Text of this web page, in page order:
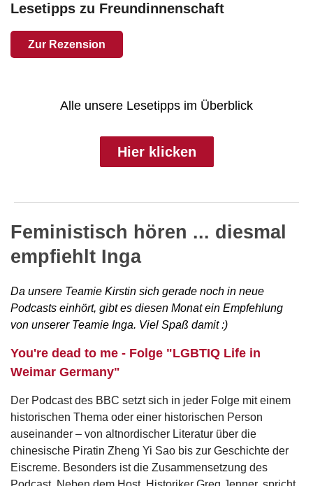
Lesetipps zu Freundinnenschaft
Zur Rezension
Alle unsere Lesetipps im Überblick
Hier klicken
Feministisch hören ... diesmal
empfiehlt Inga
Da unsere Teamie Kirstin sich gerade noch in neue
Podcasts einhört, gibt es diesen Monat ein Empfehlung
von unserer Teamie Inga. Viel Spaß damit :)
You're dead to me - Folge "LGBTIQ Life in
Weimar Germany"
Der Podcast des BBC setzt sich in jeder Folge mit einem
historischen Thema oder einer historischen Person
auseinander – von altnordischer Literatur über die
chinesische Piratin Zheng Yi Sao bis zur Geschichte der
Eiscreme. Besonders ist die Zusammensetzung des